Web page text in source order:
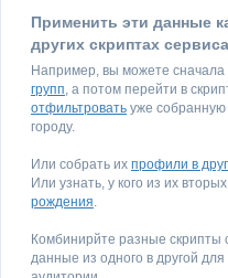
Применить эти данные
других скриптах сервиса
Например, вы можете сначала
групп, а потом перейти в
отфильтровать уже собранную
городу.
Или собрать их профили в
Или узнать, у кого из их
рождения.
Комбинирйте разные скрипты
данные из одного в другой